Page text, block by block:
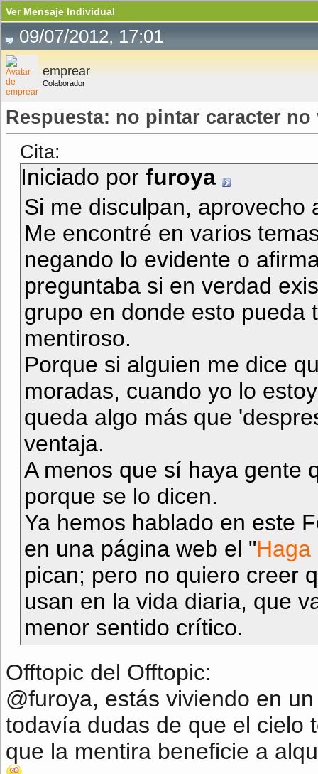
Ver Mensaje Individual
09/07/2012, 17:01
emprear
Colaborador
Respuesta: no pintar caracter
Cita:
Iniciado por furoya
Si me disculpan, aprovecho
Me encontré en varios
negando lo evidente o
preguntaba si en verdad
grupo en donde esto pueda
mentiroso.
Porque si alguien me dice
moradas, cuando yo lo
queda algo más que
ventaja.
A menos que sí haya gente
porque se lo dicen.
Ya hemos hablado en este
en una página web el "Haga
pican; pero no quiero creer
usan en la vida diaria, que
menor sentido crítico.
Offtopic del Offtopic:
@furoya, estás viviendo en
todavía dudas de que el cielo
que la mentira beneficie a